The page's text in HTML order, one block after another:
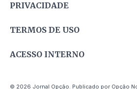
PRIVACIDADE
TERMOS DE USO
ACESSO INTERNO
© 2026 Jornal Opção. Publicado por Opção